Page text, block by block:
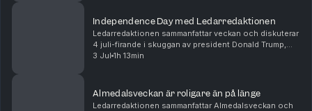
Independence Day med Ledarredaktionen
Ledarredaktionen sammanfattar veckan och diskuterar
4 juli-firande i skuggan av president Donald Trump,
samtyckeslagens oväntade konsekvenser samt vikten
3 Jul 1h 13min
Almedalsveckan är roligare än på länge
Ledarredaktionen sammanfattar Almedalsveckan och